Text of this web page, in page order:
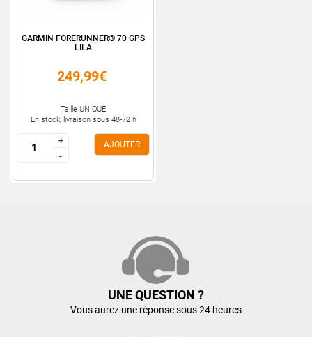
GARMIN FORERUNNER® 70 GPS
LILA
249,99€
Taille UNIQUE
En stock, livraison sous 48-72 h
+
-
+
-
AJOUTER
UNE QUESTION ?
Vous aurez une réponse sous 24 heures